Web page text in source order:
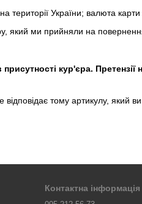
території України; валюта карти
який ми прийняли на
кур'єра.
тому артикулу, який
Контактна інформація